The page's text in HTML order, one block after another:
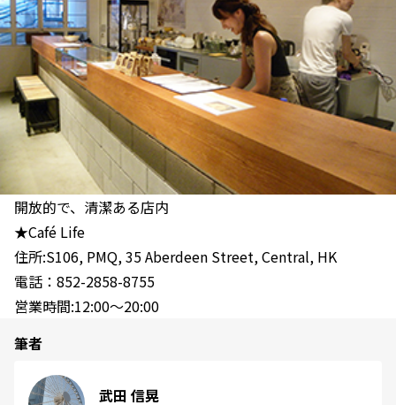
開放的で、清潔ある店内
★Café Life
住所:S106, PMQ, 35 Aberdeen Street, Central, HK
電話：852-2858-8755
営業時間:12:00～20:00
筆者
武田 信晃